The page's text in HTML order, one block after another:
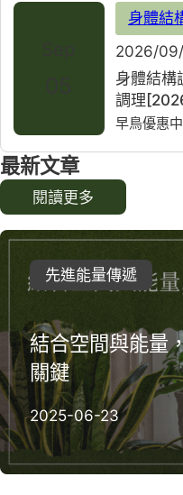
身體結構
調理
早鳥優惠中
身體結
2026/
最新文章
閱讀更多
先進能量傳遞
結合空間與能量
關鍵
2025-06-23